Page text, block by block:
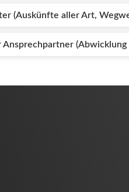
(Auskünfte aller Art,
Ansprechpartner